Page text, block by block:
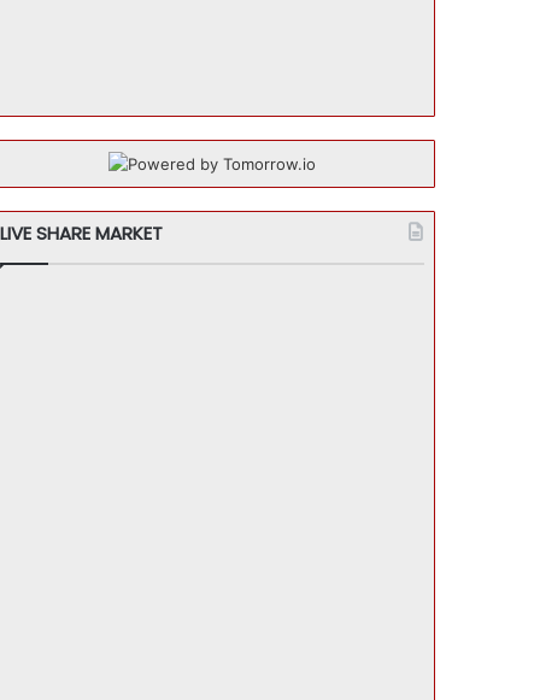
LIVE SHARE MARKET